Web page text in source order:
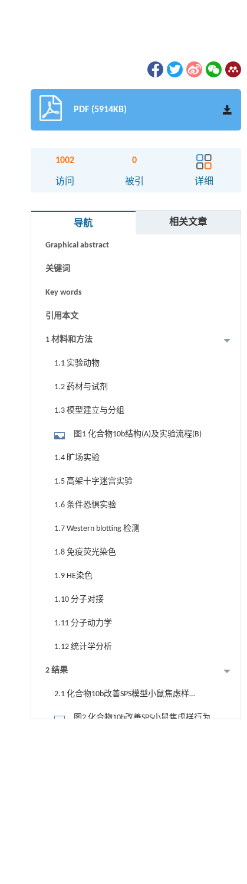
PDF (5914KB)
1002
访问
0
被引 详细
导航 相关文章
Abstract
Graphical abstract
关键词
Key words
引用本文
1 材料和方法
1.1 实验动物
1.2 药材与试剂
1.3 模型建立与分组
图1 化合物10b结构(A)及实验流程(B)
1.4 旷场实验
1.5 高架十字迷宫实验
1.6 条件恐惧实验
1.7 Western blotting 检测
1.8 免疫荧光染色
1.9 HE染色
1.10 分子对接
1.11 分子动力学
1.12 统计学分析
2 结果
2.1 化合物10b改善SPS模型小鼠焦虑样行
图2 化合物10b改善SPS小鼠焦虑样行为